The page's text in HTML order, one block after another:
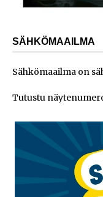
SÄHKÖMAAILMA
Sähkömaailma on
Tutustu